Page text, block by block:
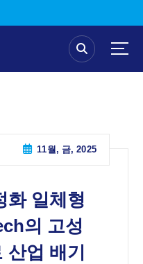
11월, 금, 2025
화 일체형
의 고성
업 배기